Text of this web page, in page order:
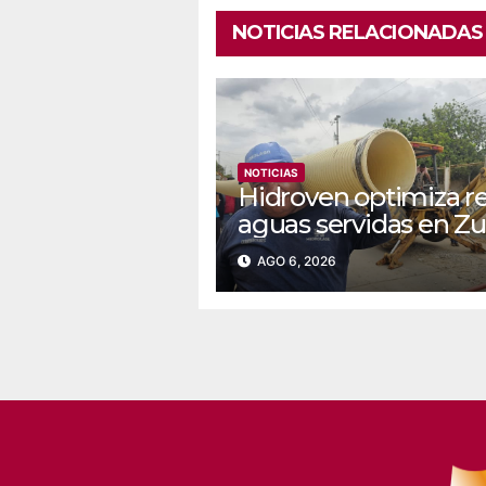
NOTICIAS RELACIONADAS
NOTICIAS
Hidroven optimiza
aguas servidas en
AGO 6, 2026